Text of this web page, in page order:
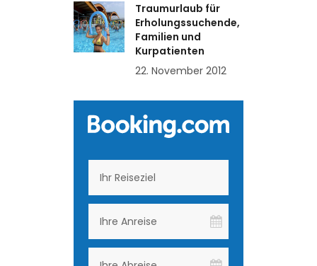
Traumurlaub für
Erholungssuchende,
Familien und
Kurpatienten
22. November 2012